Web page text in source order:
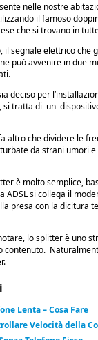
nelle nostre
il famoso
che si trovano in
il segnale elettrico che
può avvenire in due
deciso per
si tratta di un
altro che dividere le
da strani umori
è molto semplice,
ADSL si collega il
presa con la dicitura
lo splitter è uno
contenuto.
Lenta – Cosa Fare
Velocità della